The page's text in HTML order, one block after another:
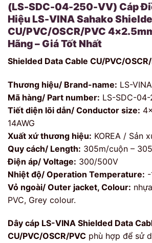
(LS-SDC-04-250-VV) Cáp
Hiệu LS-VINA Sahako
CU/PVC/OSCR/PVC
Hãng – Giá Tốt Nhất
Shielded Data Cable CU/PVC/
Thương hiệu/ Brand-name: LS-
Mã hàng/ Part number: LS-SDC-
Tiết diện lõi dẫn/ Conductor size:
14AWG
Xuất xứ thương hiệu: KOREA / Sản
Quy cách/ Length: 305m/cuộn –
Điện áp/ Voltage: 300/500V
Nhiệt độ/ Operation Temperature:
Vỏ ngoài/ Outer jacket, Colour:
PVC, Grey colour.
Dây cáp LS-VINA Shielded Data
CU/PVC/OSCR/PVC phù hợp để sử